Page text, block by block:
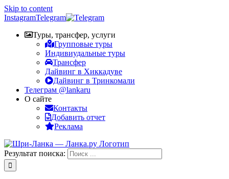
Skip to content
InstagramTelegram
Туры, трансфер, услуги
Групповые туры
Индивиудальные туры
Трансфер
Дайвинг в Хиккадуве
Дайвинг в Тринкомали
Телеграм @lankaru
О сайте
Контакты
Добавить отчет
Реклама
Результат поиска: